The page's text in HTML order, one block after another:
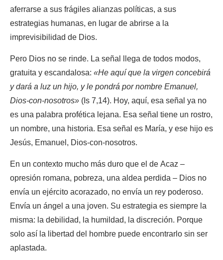
aferrarse a sus frágiles alianzas políticas, a sus
estrategias humanas, en lugar de abrirse a la
imprevisibilidad de Dios.
Pero Dios no se rinde. La señal llega de todos modos,
gratuita y escandalosa:«He aquí que la virgen concebirá
y dará a luz un hijo, y le pondrá por nombre Emanuel,
Dios-con-nosotros»(Is 7,14). Hoy, aquí, esa señal ya no
es una palabra profética lejana. Esa señal tiene un rostro,
un nombre, una historia. Esa señal es María, y ese hijo es
Jesús, Emanuel, Dios-con-nosotros.
En un contexto mucho más duro que el de Acaz –
opresión romana, pobreza, una aldea perdida – Dios no
envía un ejército acorazado, no envía un rey poderoso.
Envía un ángel a una joven. Su estrategia es siempre la
misma: la debilidad, la humildad, la discreción. Porque
solo así la libertad del hombre puede encontrarlo sin ser
aplastada.